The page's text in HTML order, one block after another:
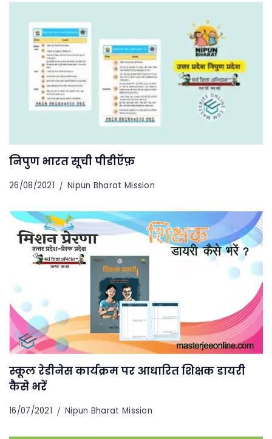
निपुण भारत सूची पीडीऍफ़
26/08/2021 Nipun Bharat Mission
स्कूल रेडीनेस कार्यक्रम पर आधारित शिक्षक डायरी
कैसे भरें
16/07/2021 Nipun Bharat Mission